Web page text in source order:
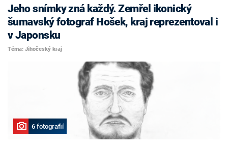
Jeho snímky zná každý. Zemřel ikonický
šumavský fotograf Hošek, kraj reprezentoval i
v Japonsku
Téma: Jihočeský kraj
6 fotografií